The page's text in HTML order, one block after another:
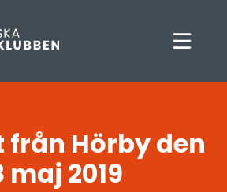
från Hörby den
maj 2019